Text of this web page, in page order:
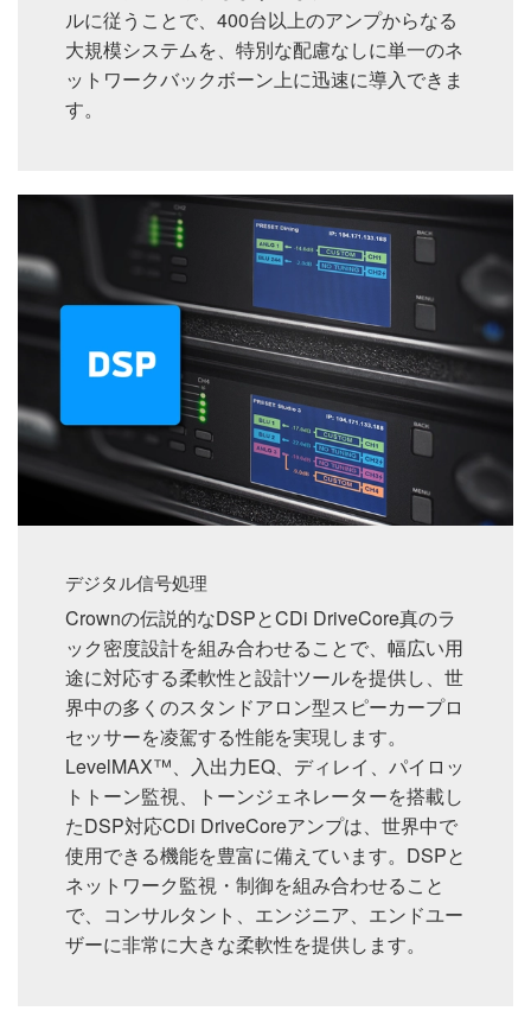
ルに従うことで、400台以上のアンプからなる
大規模システムを、特別な配慮なしに単一のネ
ットワークバックボーン上に迅速に導入できま
す。
デジタル信号処理
Crownの伝説的なDSPとCDi DriveCore真のラ
ック密度設計を組み合わせることで、幅広い用
途に対応する柔軟性と設計ツールを提供し、世
界中の多くのスタンドアロン型スピーカープロ
セッサーを凌駕する性能を実現します。
LevelMAX™、入出力EQ、ディレイ、パイロッ
トトーン監視、トーンジェネレーターを搭載し
たDSP対応CDi DriveCoreアンプは、世界中で
使用できる機能を豊富に備えています。DSPと
ネットワーク監視・制御を組み合わせること
で、コンサルタント、エンジニア、エンドユー
ザーに非常に大きな柔軟性を提供します。